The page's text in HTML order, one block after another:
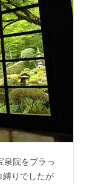
泉院をブラっ
縛りでしたが